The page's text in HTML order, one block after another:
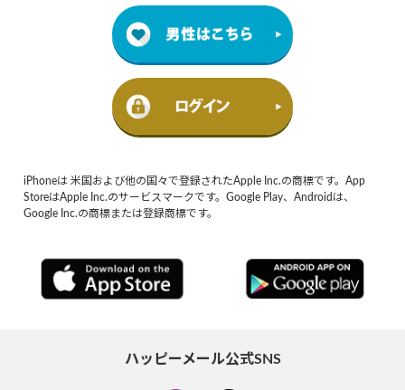
iPhoneは 米国および他の国々で登録されたApple Inc.の商標です。App
StoreはApple Inc.のサービスマークです。Google Play、Androidは、
Google Inc.の商標または登録商標です。
ハッピーメール公式SNS